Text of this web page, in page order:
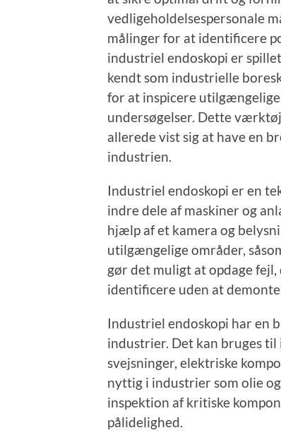
vedligeholdelsespersonale
målinger for at identificere
industriel endoskopi er
kendt som industrielle
for at inspicere
undersøgelser. Dette
allerede vist sig at have en
industrien.
Industriel endoskopi er en
indre dele af maskiner og
hjælp af et kamera og
utilgængelige områder,
gør det muligt at opdage
identificere uden at
Industriel endoskopi har en
industrier. Det kan bruges
svejsninger, elektriske
nyttig i industrier som olie
inspektion af kritiske
pålidelighed.